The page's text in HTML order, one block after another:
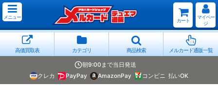
メニュー
カート
マイペー
ジ
高価買取表 カテゴリ 商品検索 メルカード通販一覧
朝9:00まで当日発送
クレカ
PayPay AmazonPay コンビニ 払いOK